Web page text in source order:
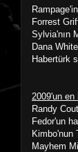
Forrest
Sylvia'nın
Dana
Habertürk
2009'un en
Randy
Fedor'un
Kimbo'nun
Mayhem